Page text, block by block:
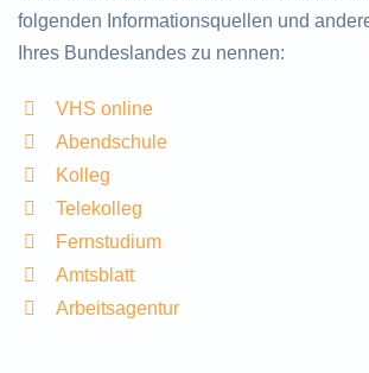
folgenden Informationsquellen und
Ihres Bundeslandes zu nennen:
VHS online
Abendschule
Kolleg
Telekolleg
Fernstudium
Amtsblatt
Arbeitsagentur